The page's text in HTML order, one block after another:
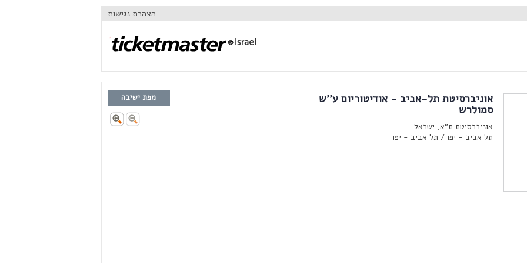
הצהרת נגישות
אוניברסיטת תל-אביב - אודיטוריום ע''ש
סמולרש
אוניברסיטת ת"א, ישראל
תל אביב - יפו / תל אביב - יפו
מפת ישיבה